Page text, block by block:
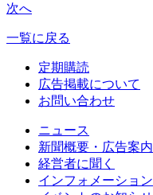
次へ
一覧に戻る
定期購読
広告掲載について
お問い合わせ
ニュース
新聞概要・広告案内
経営者に聞く
インフォメーション